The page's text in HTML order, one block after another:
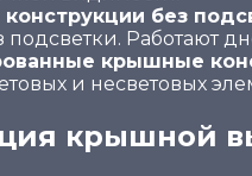
без
подсветки. Работают
крышные
и несветовых
крышной